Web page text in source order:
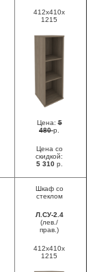
412х410х
1215
Цена:5
480р.
Цена со
скидкой:
5 310 р.
Шкаф со
стеклом
Л.СУ-2.4
(лев./
прав.)
412х410х
1215